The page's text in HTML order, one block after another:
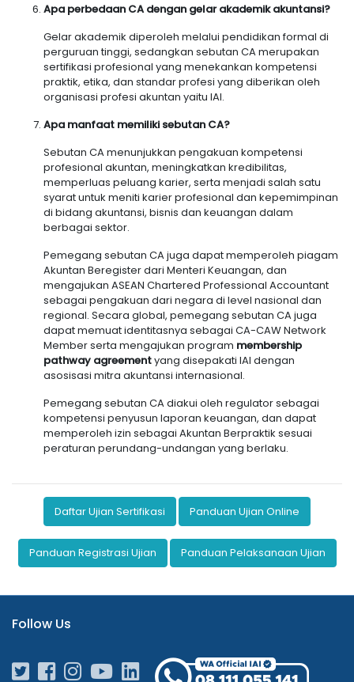
Apa perbedaan CA dengan gelar akademik akuntansi?
Gelar akademik diperoleh melalui pendidikan formal di
perguruan tinggi, sedangkan sebutan CA merupakan
sertifikasi profesional yang menekankan kompetensi
praktik, etika, dan standar profesi yang diberikan oleh
organisasi profesi akuntan yaitu IAI.
Apa manfaat memiliki sebutan CA?
Sebutan CA menunjukkan pengakuan kompetensi
profesional akuntan, meningkatkan kredibilitas,
memperluas peluang karier, serta menjadi salah satu
syarat untuk meniti karier profesional dan kepemimpinan
di bidang akuntansi, bisnis dan keuangan dalam
berbagai sektor.
Pemegang sebutan CA juga dapat memperoleh piagam
Akuntan Beregister dari Menteri Keuangan, dan
mengajukan ASEAN Chartered Professional Accountant
sebagai pengakuan dari negara di level nasional dan
regional. Secara global, pemegang sebutan CA juga
dapat memuat identitasnya sebagai CA-CAW Network
Member serta mengajukan program membership
pathway agreementyang disepakati IAI dengan
asosisasi mitra akuntansi internasional.
Pemegang sebutan CA diakui oleh regulator sebagai
kompetensi penyusun laporan keuangan, dan dapat
memperoleh izin sebagai Akuntan Berpraktik sesuai
peraturan perundang-undangan yang berlaku.
Daftar Ujian Sertifikasi Panduan Ujian Online
Panduan Registrasi Ujian Panduan Pelaksanaan Ujian
Follow Us